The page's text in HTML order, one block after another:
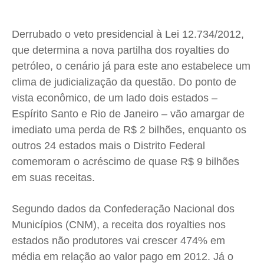
Saúde
Cidades
Direitos
Colunas
Caetano Roque
Gustavo Bastos
Jr Mignone (in memorian)
Publicidade Legal
Anuncie
Saúde
Cidades
Direitos
Colunas
Caetano Roque
Gustavo Bastos
Jr Mignone (in memorian)
Publicidade Legal
Anuncie
Saúde
Cidades
Direitos
Colunas
Caetano Roque
Gustavo Bastos
Jr Mignone (in memorian)
Publicidade Legal
Anuncie
Saúde
Cidades
Direitos
Colunas
Caetano Roque
Gustavo Bastos
Jr Mignone (in memorian)
Publicidade Legal
Anuncie
Derrubado o veto presidencial à Lei 12.734/2012,
que determina a nova partilha dos royalties do
petróleo, o cenário já para este ano estabelece um
clima de judicialização da questão. Do ponto de
vista econômico, de um lado dois estados –
Espírito Santo e Rio de Janeiro – vão amargar de
imediato uma perda de R$ 2 bilhões, enquanto os
outros 24 estados mais o Distrito Federal
comemoram o acréscimo de quase R$ 9 bilhões
em suas receitas.
Segundo dados da Confederação Nacional dos
Municípios (CNM), a receita dos royalties nos
estados não produtores vai crescer 474% em
média em relação ao valor pago em 2012. Já o